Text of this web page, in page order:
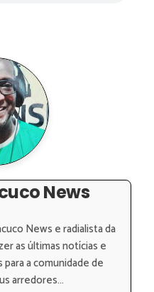
News
News e radialista da
as últimas notícias e
a comunidade de
arredores...